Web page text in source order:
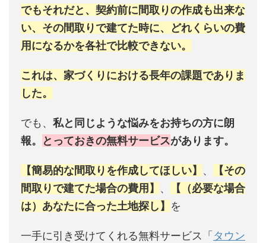
でもそれだと、契約前に間取りの作成も出来な
い、その間取りで建てた時に、どれくらいの費
用になるかを各社で比較できない。
これは、家づくりにおける長年の課題でありま
した。
でも、 私と同じような悩みをお持ちの方に朗
報。
とっておきの無料サービスがあります。
【簡易的な間取りを作成してほしい】 、
【その
間取りで建てた場合の費用】 、
【（必要な場合
は）あなたに合った土地探し】 を
一手に引き受けてくれる無料サービス「 タウン